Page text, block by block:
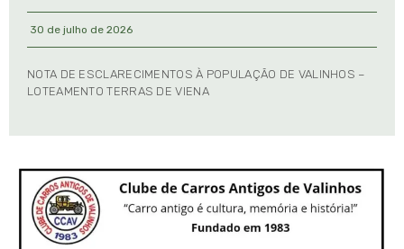
30 de julho de 2026
NOTA DE ESCLARECIMENTOS À POPULAÇÃO DE VALINHOS –
LOTEAMENTO TERRAS DE VIENA